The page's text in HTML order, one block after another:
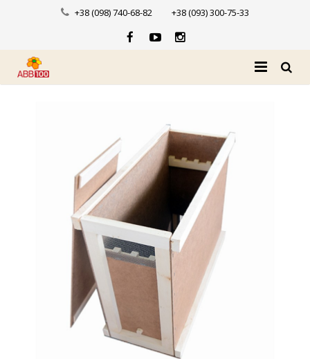
+38 (098) 740-68-82 +38 (093) 300-75-33
Доставка і оплата